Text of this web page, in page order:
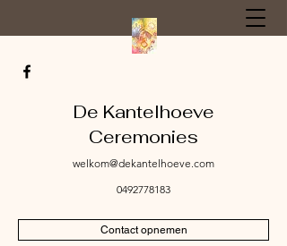
De Kantelhoeve
Ceremonies
welkom@dekantelhoeve.com
0492778183
Contact opnemen